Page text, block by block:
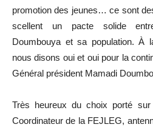
promotion des jeunes… ce sont
scellent un pacte solide
Doumbouya et sa population. À
nous disons oui et oui pour la
Général président Mamadi
Très heureux du choix porté
Coordinateur de la FEJLEG,